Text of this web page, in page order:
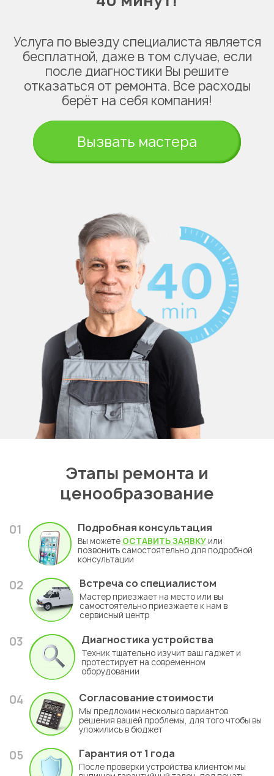
Услуга по выезду специалиста является
бесплатной, даже в том случае, если
после диагностики Вы решите
отказаться от ремонта. Все расходы
берёт на себя компания!
Вызвать мастера
Этапы ремонта и
ценообразование
01 Подробная консультация
Вы можете ОСТАВИТЬ ЗАЯВКУ или
позвонить самостоятельно для подробной
консультации
02 Встреча со специалистом
Мастер приезжает на место или вы
самостоятельно приезжаете к нам в
сервисный центр
03 Диагностика устройства
Техник тщательно изучит ваш гаджет и
протестирует на современном
оборудовании
04 Согласование стоимости
Мы предложим несколько вариантов
решения вашей проблемы, для того чтобы вы
уложились в бюджет
05 Гарантия от 1 года
После проверки устройства клиентом мы